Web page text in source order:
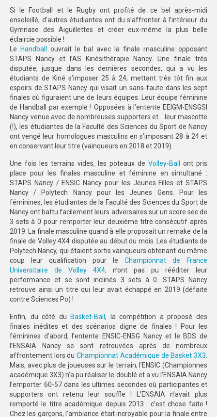
Si le Football et le Rugby ont profité de ce bel après-midi
ensoleillé, d’autres étudiantes ont du s’affronter à l’intérieur du
Gymnase des Aiguillettes et créer eux-même la plus belle
éclaircie possible !
Le
Handball
ouvrait le bal avec la finale masculine opposant
STAPS Nancy et l’AS Kinésithérapie Nancy. Une finale très
disputée, jusque dans les dernières secondes, qui a vu les
étudiants de Kiné s’imposer 25 à 24, mettant très tôt fin aux
espoirs de STAPS Nancy qui visait un sans-faute dans les sept
finales où figuraient une de leurs équipes. Leur équipe féminine
de Handball par exemple ! Opposées à l’entente EEIGM-ENSGSI
Nancy venue avec de nombreuses supporters et… leur mascotte
(!), les étudiantes de la Faculté des Sciences du Sport de Nancy
ont vengé leur homologues masculins en s’imposant 28 à 24 et
en conservant leur titre (vainqueurs en 2018 et 2019).
Une fois les terrains vides, les poteaux de Volley-Ball
ont pris
place pour les finales masculine et féminine en simultané :
STAPS Nancy / ENSIC Nancy pour les Jeunes Filles et STAPS
Nancy / Polytech Nancy pour les Jeunes Gens. Pour les
féminines, les étudiantes de la Faculté des Sciences du Sport de
Nancy ont battu facilement leurs adversaires sur un score sec de
3 sets à 0 pour remporter leur deuxième titre consécutif après
2019. La finale masculine quand à elle proposait un remake de la
finale de Volley 4X4 disputée au début du mois. Les étudiants de
Polytech Nancy, qui étaient sortis vainqueurs obtenant du même
coup leur qualification pour le Championnat de France
Universitaire de Volley 4X4, n’ont pas pu rééditer leur
performance et se sont inclinés 3 sets à 0. STAPS Nancy
retrouve ainsi un titre qui leur avait échappé en 2019 (défaite
contre Sciences Po) !
Enfin, du côté du Basket-Ball, la compétition a proposé des
finales inédites et des scénarios digne de finales ! Pour les
féminines d’abord, l’entente ENSIC-ENSG Nancy et le BDS de
l’ENSAIA Nancy se sont retrouvées après de nombreux
affrontement lors duChampionnat Académique de Basket 3X3
Mais, avec plus de joueuses sur le terrain, l’ENSIC (Championnes
académique 3X3) n’a pu réaliser le doublé et a vu l’ENSAIA Nancy
l’emporter 60-57 dans les ultimes secondes où participantes et
supporters ont retenu leur souffle ! L’ENSAIA n’avait plus
remporté le titre académique depuis 2013 : c’est chose faite !
Chez les garçons, l’ambiance était incroyable pour la finale entre